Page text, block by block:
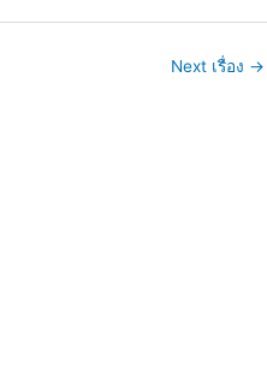
Next เรื่อง →